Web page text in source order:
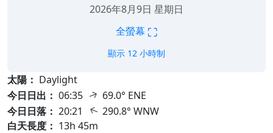
2026年8月9日 星期日
全螢幕 ⛶
顯示 12 小時制
太陽： Daylight
今日日出： 06:35 ↑ 69.0° ENE
今日日落： 20:21 ↑ 290.8° WNW
白天長度： 13h 45m